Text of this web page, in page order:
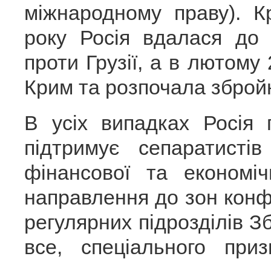
міжнародному праву).
року Росія вдалася до
проти Грузії, а в
Крим та розпочала
В усіх випадках Росія
підтримує
фінансової та
направлення до зон
регулярних
все, спеціального